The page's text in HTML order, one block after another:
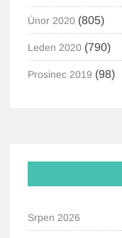
Únor 2020 (805)
Leden 2020 (790)
Prosinec 2019 (98)
Srpen 2026